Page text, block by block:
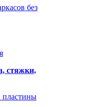
без
стяжки,
пластины